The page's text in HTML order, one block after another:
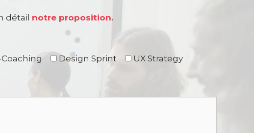
détail notre proposition.
Coaching Design Sprint
UX Strategy